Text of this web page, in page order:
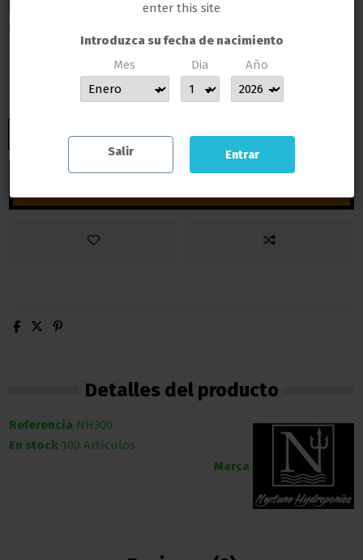
17,86 €
Impuestos incluidos
ENTREGA EN 24/48 HORAS DESDE SU SALIDA DEL ALMACEN
Detalles del producto
Marca
Referencia NH300
En stock 100 Artículos
enter this site
Introduzca su fecha de nacimiento
Mes
Dia Año
Salir Entrar
MUCHAS GRACIAS POR CONFIAR EN LLAMAS GROW